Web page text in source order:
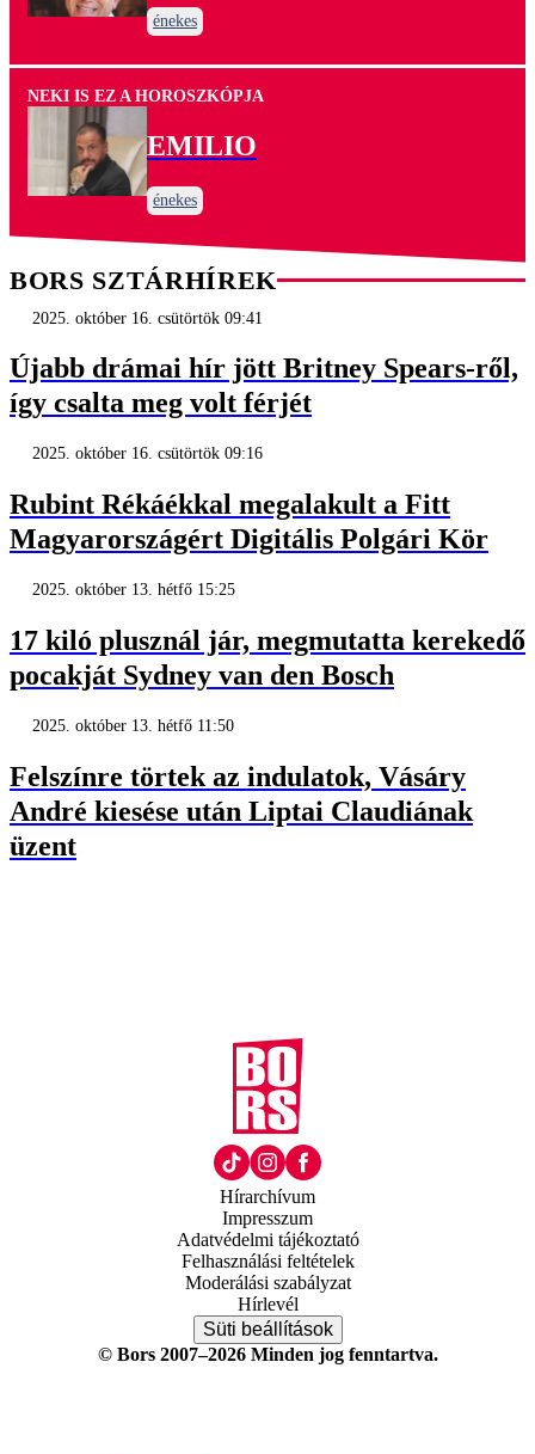
énekes
NEKI IS EZ A HOROSZKÓPJA
EMILIO
énekes
BORS SZTÁRHÍREK
2025. október 16. csütörtök 09:41
Újabb drámai hír jött Britney Spears-ről,
így csalta meg volt férjét
2025. október 16. csütörtök 09:16
Rubint Rékáékkal megalakult a Fitt
Magyarországért Digitális Polgári Kör
2025. október 13. hétfő 15:25
17 kiló plusznál jár, megmutatta kerekedő
pocakját Sydney van den Bosch
2025. október 13. hétfő 11:50
Felszínre törtek az indulatok, Vásáry
André kiesése után Liptai Claudiának
üzent
Hírarchívum
Impresszum
Adatvédelmi tájékoztató
Felhasználási feltételek
Moderálási szabályzat
Hírlevél
Süti beállítások
© Bors 2007–2026 Minden jog fenntartva.